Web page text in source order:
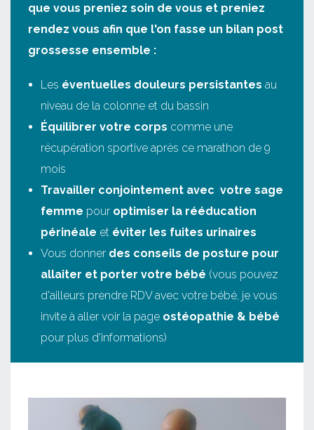
que vous preniez soin de vous et preniez
rendez vous afin que l'on fasse un bilan post
grossesse ensemble :
Les éventuelles douleurs persistantesau
niveau de la colonne et du bassin
Équilibrer votre corps comme une
récupération sportive après ce marathon de 9
mois
Travailler conjointement avec votre sage
femme pour optimiser la rééducation
périnéale et éviter les fuites urinaires
Vous donner des conseils de posture pour
allaiter et porter votre bébé (vous pouvez
d'ailleurs prendre RDV avec votre bébé, je vous
invite à aller voir la page ostéopathie & bébé
pour plus d'informations)